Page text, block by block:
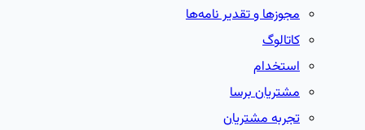
مجوزها و تقدیر نامه‌ها
کاتالوگ
استخدام
مشتریان برسا
تجربه مشتریان